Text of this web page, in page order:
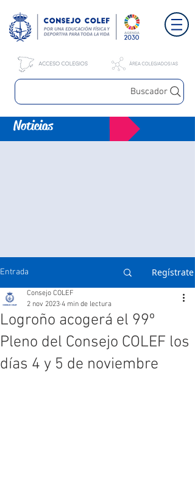
Buscador
Noticias
Entrada Regístrate
Logroño acogerá el 99º
Pleno del Consejo COLEF los
días 4 y 5 de noviembre
Consejo COLEF
2 nov 2023 4 min de lectura